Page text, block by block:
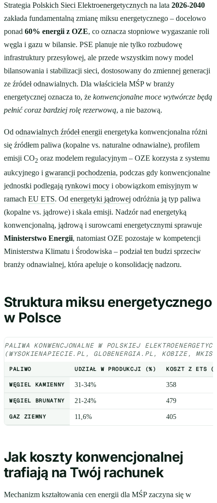
Strategia Polskich Sieci Elektroenergetycznych na lata 2026-2040
zakłada fundamentalną zmianę miksu energetycznego – docelowo
ponad 60% energii z OZE, co oznacza stopniowe wygaszanie roli
węgla i gazu w bilansie. PSE planuje nie tylko rozbudowę
infrastruktury przesyłowej, ale przede wszystkim nowy model
bilansowania i stabilizacji sieci, dostosowany do zmiennej generacji
ze źródeł odnawialnych. Dla właściciela MŚP w branży
energetycznej oznacza to, że konwencjonalne moce wytwórcze będą
pełnić coraz bardziej rolę rezerwową, a nie bazową.
Od odnawialnych źródeł energii energetyka konwencjonalna różni
się źródłem paliwa (kopalne vs. naturalne odnawialne), profilem
emisji CO2 oraz modelem regulacyjnym – OZE korzysta z systemu
aukcyjnego i gwarancji pochodzenia, podczas gdy konwencjonalne
jednostki podlegają rynkowi mocy i obowiązkom emisyjnym w
ramach EU ETS. Od energetyki jądrowej odróżnia ją typ paliwa
(kopalne vs. jądrowe) i skala emisji. Nadzór nad energetyką
konwencjonalną, jądrową i surowcami energetycznymi sprawuje
Ministerstwo Energii, natomiast OZE pozostaje w kompetencji
Ministerstwa Klimatu i Środowiska – podział ten budzi sprzeciw
branży odnawialnej, która apeluje o konsolidację nadzoru.
Struktura miksu energetycznego
w Polsce
PALIWA KONWENCJONALNE W POLSKIEJ
(WYSOKIENAPIECIE.PL, GLOBENERGIA.PL, KOBIZE, MKIS)
PALIWO UDZIAŁ W PRODUKCJI (%) KOSZT Z ETS
WĘGIEL KAMIENNY 31-34% 358
WĘGIEL BRUNATNY 21-24% 479
GAZ ZIEMNY 11,6% 405
Jak koszty konwencjonalnej
trafiają na Twój rachunek
Mechanizm kształtowania cen energii dla MŚP zaczyna się w